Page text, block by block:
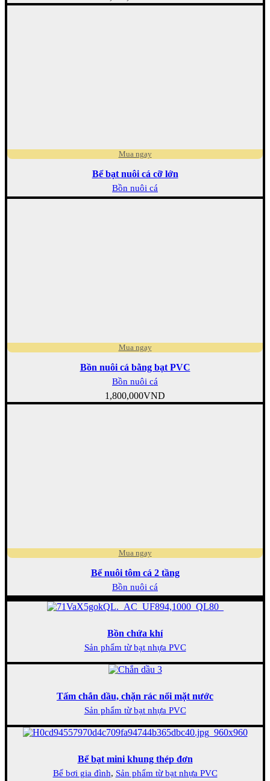
Mua ngay
Bể bạt nuôi cá cỡ lớn
Bồn nuôi cá
Mua ngay
Bồn nuôi cá bằng bạt PVC
Bồn nuôi cá
1,800,000VND
Mua ngay
Bể nuôi tôm cá 2 tầng
Bồn nuôi cá
Bồn chứa khí
Sản phẩm từ bạt nhựa PVC
Tấm chắn dầu, chặn rác nổi mặt nước
Sản phẩm từ bạt nhựa PVC
Bể bạt mini khung thép đơn
Bể bơi gia đình, Sản phẩm từ bạt nhựa PVC